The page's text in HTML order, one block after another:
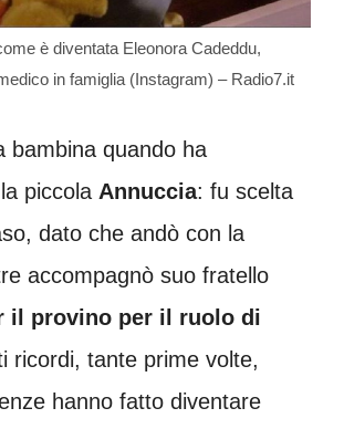
è diventata Eleonora Cadeddu,
in famiglia (Instagram) – Radio7.it
bambina quando ha
piccola Annuccia: fu scelta
dato che andò con la
accompagnò suo fratello
il provino per il ruolo di
ricordi, tante prime volte,
hanno fatto diventare